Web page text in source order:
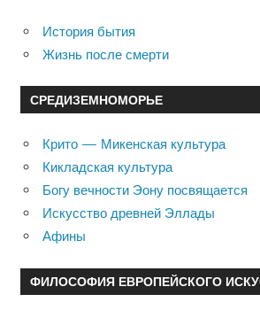
История бытия
Жизнь после смерти
СРЕДИЗЕМНОМОРЬЕ
Крито — Микенская культура
Кикладская культура
Богу вечности Эону посвящается
Искусство древней Эллады
Афины
ФИЛОСОФИЯ ЕВРОПЕЙСКОГО